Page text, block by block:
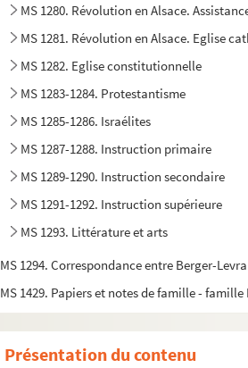
MS 1280. Révolution en Alsace.
MS 1281. Révolution en Alsace. Eglise
MS 1282. Eglise constitutionnelle
MS 1283-1284. Protestantisme
MS 1285-1286. Israélites
MS 1287-1288. Instruction primaire
MS 1289-1290. Instruction secondaire
MS 1291-1292. Instruction supérieure
MS 1293. Littérature et arts
MS 1294. Correspondance entre Berger-
MS 1429. Papiers et notes de famille - famille
Présentation du contenu